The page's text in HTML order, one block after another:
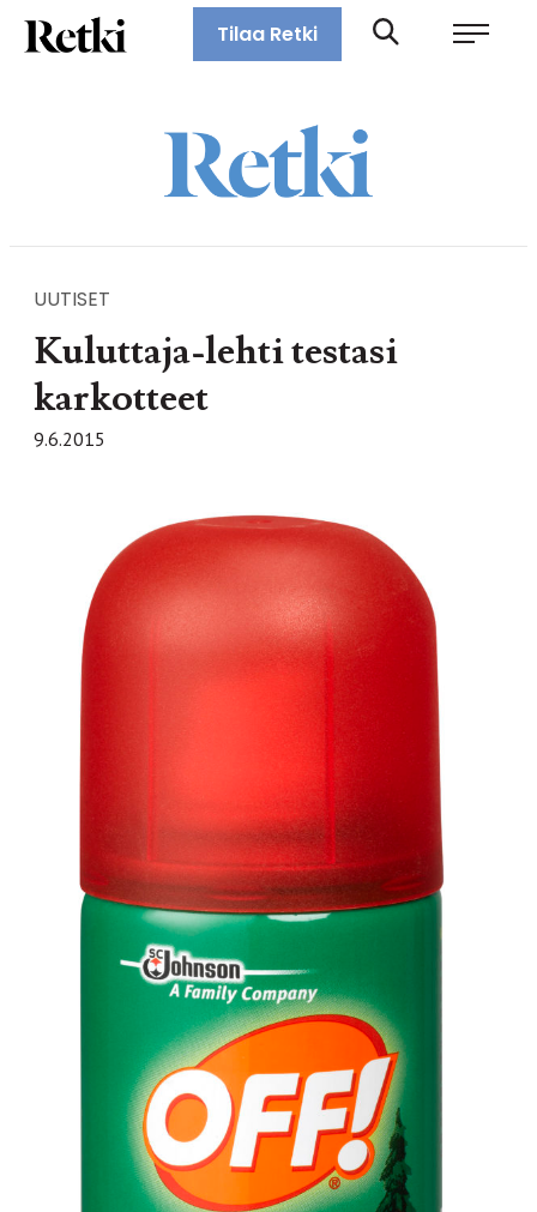
Siirry
suoraan
Retki-lehti
Tilaa Retki
UUTISET
Kuluttaja-lehti testasi
karkotteet
9.6.2015